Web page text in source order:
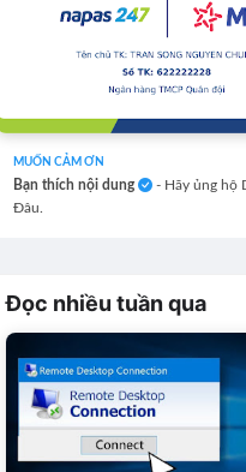
MUỐN CẢM ƠN
Bạn thích nội dung
- Hãy ủng hộ
Đâu.
Đọc nhiều tuần qua